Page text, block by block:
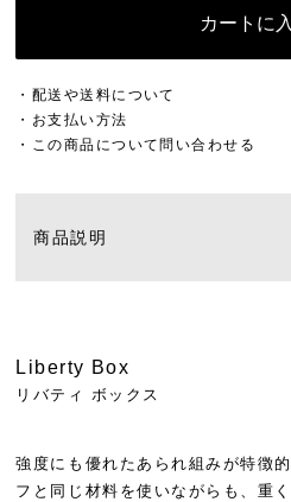
カートに
・配送や送料について
・お支払い方法
・この商品について問い合わせる
商品説明
Liberty Box
リバティ ボックス
強度にも優れたあられ組みが特徴
フと同じ材料を使いながらも、重